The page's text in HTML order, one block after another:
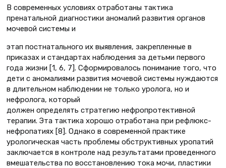
В современных условиях отработаны тактика
пренатальной диагностики аномалий развития органов
мочевой системы и
этап постнатального их выявления, закрепленные в
приказах и стандартах наблюдения за детьми первого
года жизни [1, 6, 7]. Сформировалось понимание того, что
дети с аномалиями развития мочевой системы нуждаются
в длительном наблюдении не только уролога, но и
нефролога, который
должен определять стратегию нефропротективной
терапии. Эта тактика хорошо отработана при рефлюкс-
нефропатиях [8]. Однако в современной практике
урологическая часть проблемы обструктивных уропатий
заключается в контроле над результатами проведенного
вмешательства по восстановлению тока мочи, пластики